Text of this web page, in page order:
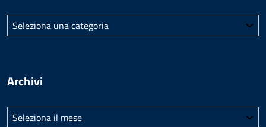
Categorie
Archivi
Archivi